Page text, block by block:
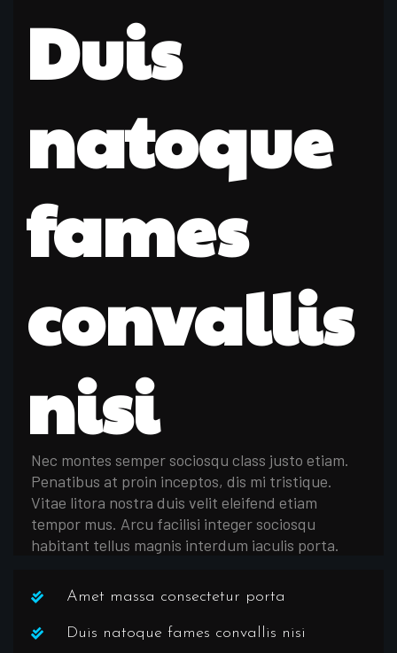
Duis
natoque
fames
convallis
nisi
Nec montes semper sociosqu class justo etiam.
Penatibus at proin inceptos, dis mi tristique.
Vitae litora nostra duis velit eleifend etiam
tempor mus. Arcu facilisi integer sociosqu
habitant tellus magnis interdum iaculis porta.
Amet massa consectetur porta
Duis natoque fames convallis nisi